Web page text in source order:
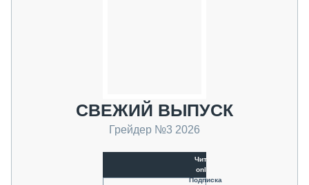
СВЕЖИЙ ВЫПУСК
Грейдер №3 2026
Читать
online
Подписка